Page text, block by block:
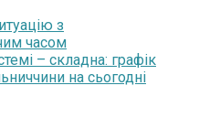
з
часом
– складна: графік
на сьогодні